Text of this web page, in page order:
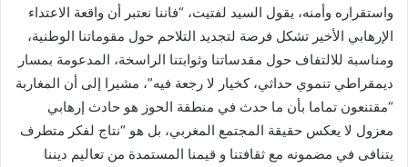
واستقراره وأمنه، يقول السيد لفتيت، “فاننا نعتبر أن واقعة الاعتداء
الإرهابي الأخير تشكل فرصة لتجديد التلاحم حول مقوماتنا الوطنية،
ومناسبة للالتفاف حول مقدساتنا وثوابتنا الراسخة، المدعومة بمسار
ديمقراطي تنموي حداثي، كخيار لا رجعة فيه”، مشيرا إلى أن المغاربة
“مقتنعون تماما بأن ما حدث في منطقة الحوز هو حادث إرهابي
معزول لا يعكس حقيقة المجتمع المغربي، بل هو “نتاج لفكر متطرف
يتنافى في مضمونه مع ثقافتنا و قيمنا المستمدة من تعاليم ديننا